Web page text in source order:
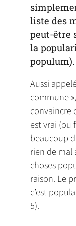
liste des
peut-être
la
populum).
Aussi
commune
convaincre
est vrai (ou
beaucoup
rien de mal
choses
raison. Le
c’est
5).